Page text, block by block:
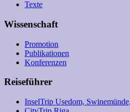
Texte
Wissenschaft
Promotion
Publikationen
Konferenzen
Reiseführer
InselTrip Usedom,